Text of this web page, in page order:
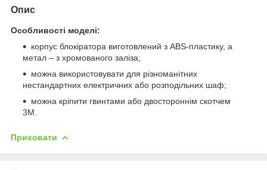
Опис
Особливості моделі:
корпус блокіратора виготовлений з ABS-пластику, а
метал – з хромованого заліза;
можна використовувати для різноманітних
нестандартних електричних або розподільних шаф;
можна кріпити гвинтами або двостороннім скотчем
3M.
Приховати